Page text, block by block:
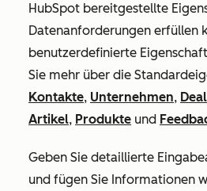
HubSpot bereitgestellte
Datenanforderungen erfüllen
benutzerdefinierte
Sie mehr über die
Kontakte, Unternehmen,
Artikel, Produkte und
Geben Sie detaillierte
und fügen Sie Informationen